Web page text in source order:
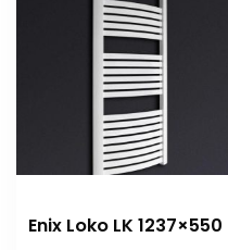
Enix Loko LK 1237×550